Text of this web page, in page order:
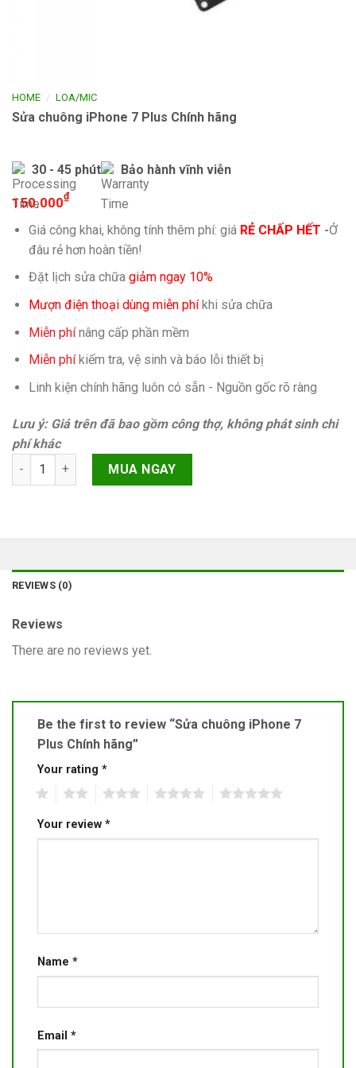
HOME / LOA/MIC
Sửa chuông iPhone 7 Plus Chính hãng
30 - 45 phút Bảo hành vĩnh viễn
150.000₫
Giá công khai, không tính thêm phí: giá RẺ CHẤP HẾT -Ở
đâu rẻ hơn hoàn tiền!
Đặt lịch sửa chữa giảm ngay 10%
Mượn điện thoại dùng miễn phíkhi sửa chữa
Miễn phínâng cấp phần mềm
Miễn phíkiếm tra, vệ sinh và báo lỗi thiết bị
Linh kiện chính hãng luôn có sẵn - Nguồn gốc rõ ràng
Lưu ý: Giá trên đã bao gồm công thợ, không phát sinh chi
phí khác
Sửa chuông iPhone 7 Plus Chính hãng quantity
MUA NGAY
REVIEWS (0)
Reviews
There are no reviews yet.
Be the first to review “Sửa chuông iPhone 7
Plus Chính hãng”
Your rating *
Your review *
Name *
Email *